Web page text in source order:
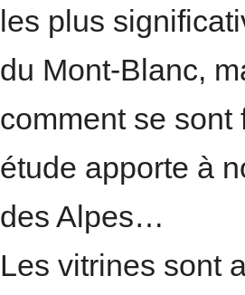
les plus
du Mont-Blanc,
comment se sont
étude apporte à
des Alpes…
Les vitrines sont